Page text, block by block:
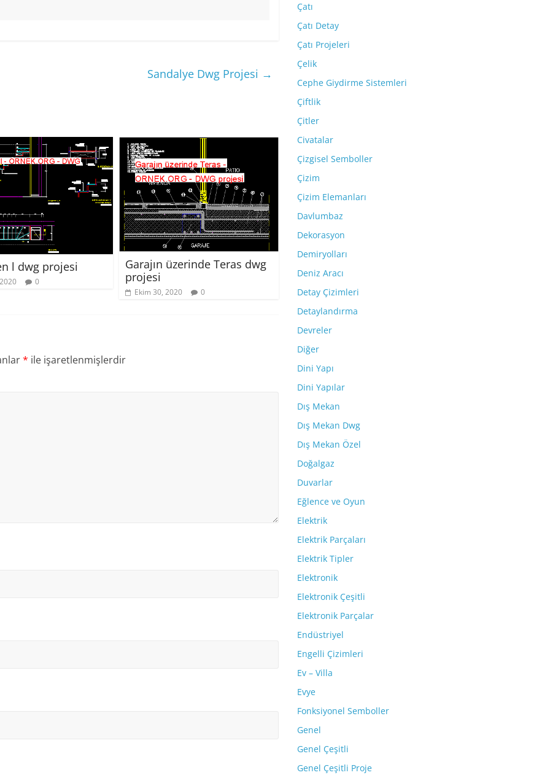
Sandalye Dwg Projesi →
l dwg projesi
0
Garajın üzerinde Teras dwg
projesi
Ekim 30, 2020 0
* ile işaretlenmişlerdir
Çatı
Çatı Detay
Çatı Projeleri
Çelik
Cephe Giydirme Sistemleri
Çiftlik
Çitler
Civatalar
Çizgisel Semboller
Çizim
Çizim Elemanları
Davlumbaz
Dekorasyon
Demiryolları
Deniz Aracı
Detay Çizimleri
Detaylandırma
Devreler
Diğer
Dini Yapı
Dini Yapılar
Dış Mekan
Dış Mekan Dwg
Dış Mekan Özel
Doğalgaz
Duvarlar
Eğlence ve Oyun
Elektrik
Elektrik Parçaları
Elektrik Tipler
Elektronik
Elektronik Çeşitli
Elektronik Parçalar
Endüstriyel
Engelli Çizimleri
Ev – Villa
Evye
Fonksiyonel Semboller
Genel
Genel Çeşitli
Genel Çeşitli Proje